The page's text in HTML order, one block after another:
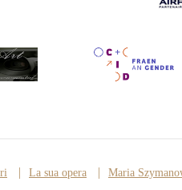
La sua opera Maria